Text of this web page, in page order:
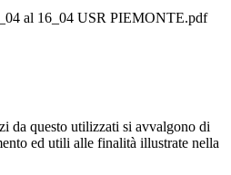
al 16_04 USR PIEMONTE.pdf
da questo utilizzati si avvalgono di
ed utili alle finalità illustrate nella